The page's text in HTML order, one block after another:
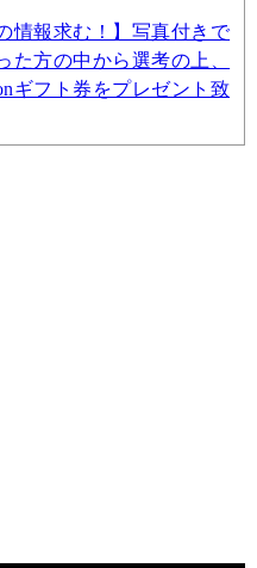
情報求む！】写真付きで
た方の中から選考の上、
ギフト券をプレゼント致